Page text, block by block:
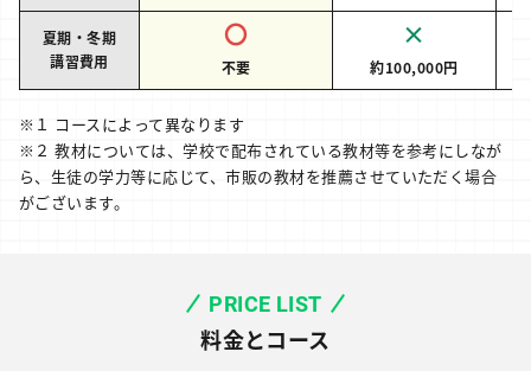
夏期・冬期
講習費用
〇
不要
×
約100,000円
※１ コースによって異なります
※２ 教材については、学校で配布されている教材等を参考にしなが
ら、生徒の学力等に応じて、市販の教材を推薦させていただく場合
がございます。
PRICE LIST
料金とコース